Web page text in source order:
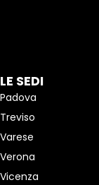
LE SEDI
Padova
Treviso
Varese
Verona
Vicenza